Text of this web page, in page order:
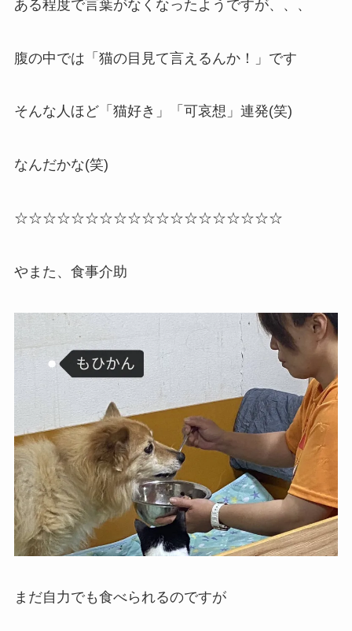
ある程度で言葉がなくなったようですが、、、
腹の中では「猫の目見て言えるんか！」です
そんな人ほど「猫好き」「可哀想」連発(笑)
なんだかな(笑)
☆☆☆☆☆☆☆☆☆☆☆☆☆☆☆☆☆☆☆
やまた、食事介助
まだ自力でも食べられるのですが